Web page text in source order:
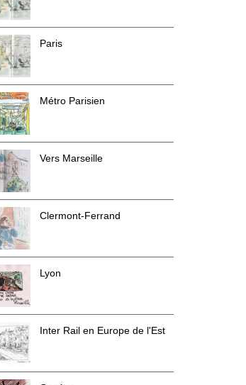
Paris
Métro Parisien
Vers Marseille
Clermont-Ferrand
Lyon
Inter Rail en Europe de l'Est